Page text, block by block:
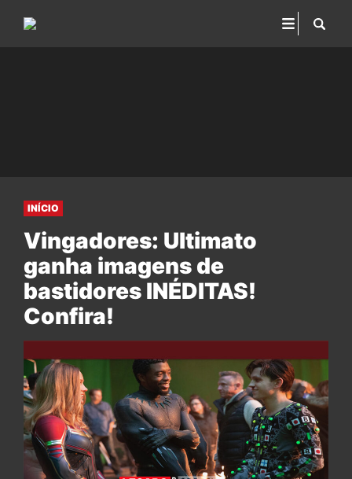
INÍCIO
Vingadores: Ultimato
ganha imagens de
bastidores INÉDITAS!
Confira!